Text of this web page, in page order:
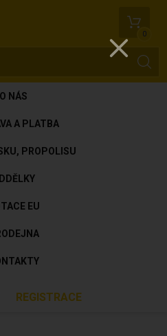
0
O NÁS
A PLATBA
PROPOLISU
EU
REGISTRACE